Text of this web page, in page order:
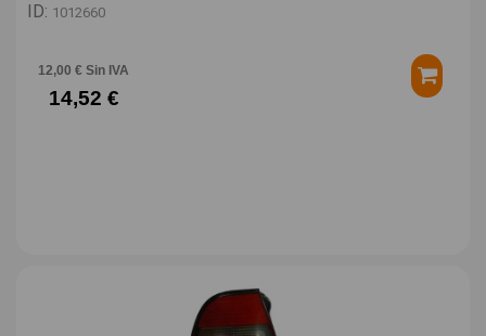
ID: 1012660
12,00 € Sin IVA
14,52 €